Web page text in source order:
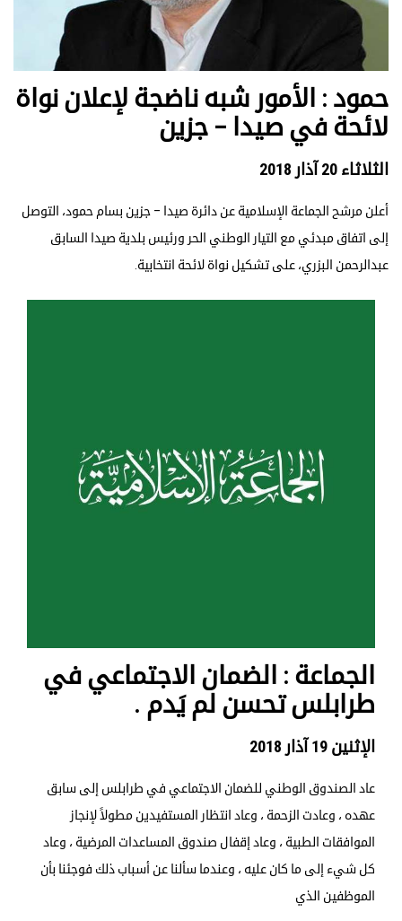
حمود : الأمور شبه ناضجة لإعلان نواة
لائحة في صيدا – جزين
الثلاثاء 20 آذار 2018
أعلن مرشح الجماعة الإسلامية عن دائرة صيدا – جزين بسام حمود، التوصل
إلى اتفاق مبدئي مع التيار الوطني الحر ورئيس بلدية صيدا السابق
عبدالرحمن البزري، على تشكيل نواة لائحة انتخابية.
الجماعة : الضمان الاجتماعي في
طرابلس تحسن لم يَدم .
الإثنين 19 آذار 2018
عاد الصندوق الوطني للضمان الاجتماعي في طرابلس إلى سابق
عهده ، وعادت الزحمة ، وعاد انتظار المستفيدين مطولاً لإنجاز
الموافقات الطبية ، وعاد إقفال صندوق المساعدات المرضية ، وعاد
كل شيء إلى ما كان عليه ، وعندما سألنا عن أسباب ذلك فوجئنا بأن
الموظفين الذي